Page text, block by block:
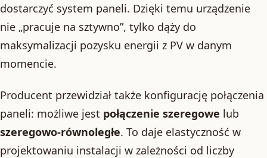
dostarczyć system paneli. Dzięki temu urządzenie
nie „pracuje na sztywno”, tylko dąży do
maksymalizacji pozysku energii z PV w danym
momencie.
Producent przewidział także konfigurację połączenia
paneli: możliwe jest połączenie szeregowe lub
szeregowo-równoległe. To daje elastyczność w
projektowaniu instalacji w zależności od liczby